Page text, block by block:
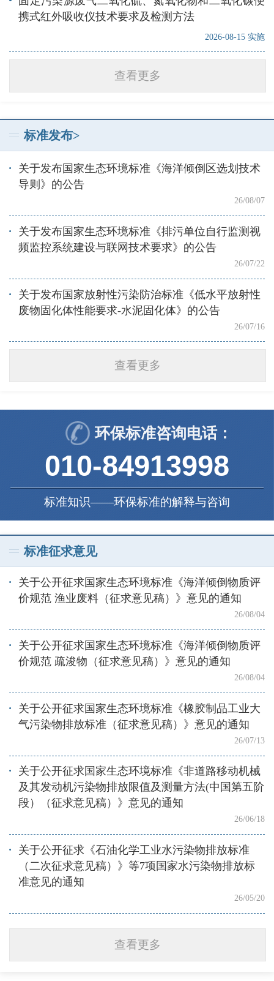
携式红外吸收仪技术要求及检测方法
2026-08-15 实施
查看更多
标准发布>
关于发布国家生态环境标准《海洋倾倒区选划技术
导则》的公告
26/08/07
关于发布国家生态环境标准《排污单位自行监测视
频监控系统建设与联网技术要求》的公告
26/07/22
关于发布国家放射性污染防治标准《低水平放射性
废物固化体性能要求-水泥固化体》的公告
26/07/16
查看更多
环保标准咨询电话：
010-84913998
标准知识――环保标准的解释与咨询
标准征求意见
关于公开征求国家生态环境标准《海洋倾倒物质评
价规范 渔业废料（征求意见稿）》意见的通知
26/08/04
关于公开征求国家生态环境标准《海洋倾倒物质评
价规范 疏浚物（征求意见稿）》意见的通知
26/08/04
关于公开征求国家生态环境标准《橡胶制品工业大
气污染物排放标准（征求意见稿）》意见的通知
26/07/13
关于公开征求国家生态环境标准《非道路移动机械
及其发动机污染物排放限值及测量方法(中国第五阶
段）（征求意见稿）》意见的通知
26/06/18
关于公开征求《石油化学工业水污染物排放标准
（二次征求意见稿）》等7项国家水污染物排放标
准意见的通知
26/05/20
查看更多